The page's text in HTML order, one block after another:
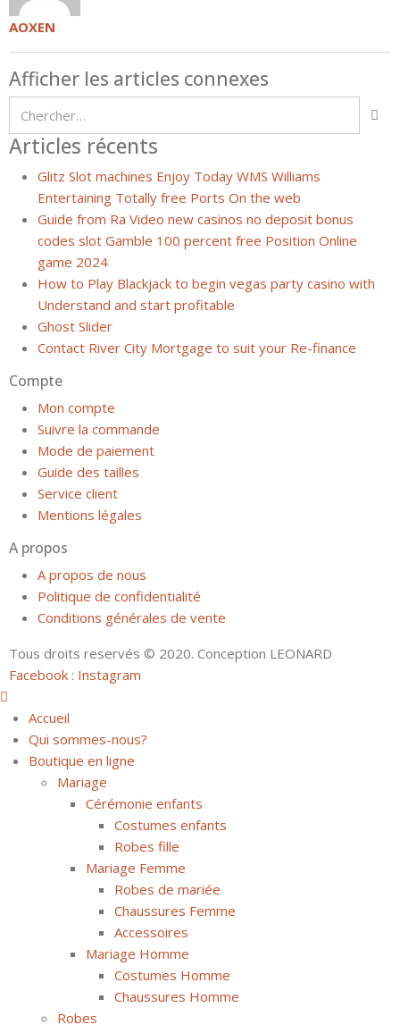
AOXEN
Afficher les articles connexes
Articles récents
Glitz Slot machines Enjoy Today WMS Williams
Entertaining Totally free Ports On the web
Guide from Ra Video new casinos no deposit bonus
codes slot Gamble 100 percent free Position Online
game 2024
How to Play Blackjack to begin vegas party casino with
Understand and start profitable
Ghost Slider
Contact River City Mortgage to suit your Re-finance
Compte
Mon compte
Suivre la commande
Mode de paiement
Guide des tailles
Service client
Mentions légales
A propos
A propos de nous
Politique de confidentialité
Conditions générales de vente
Tous droits reservés © 2020. Conception LEONARD
Facebook : Instagram
Accueil
Qui sommes-nous?
Boutique en ligne
Mariage
Cérémonie enfants
Costumes enfants
Robes fille
Mariage Femme
Robes de mariée
Chaussures Femme
Accessoires
Mariage Homme
Costumes Homme
Chaussures Homme
Robes